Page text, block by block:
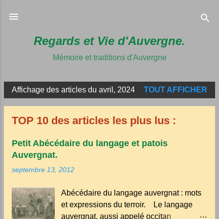
Accéder
Regards et Vie d'Auvergne.
Mémoire et traditions d'Auvergne
A
Affichage des articles du avril, 2024 TOUT AFFICHER
TOP 10 des articles les plus lus :
Petit Abécédaire du langage et patois
Auvergnat.
septembre 13, 2012
Abécédaire du langage auvergnat : mots
et expressions du terroir. Le langage
auvergnat, aussi appelé occitan